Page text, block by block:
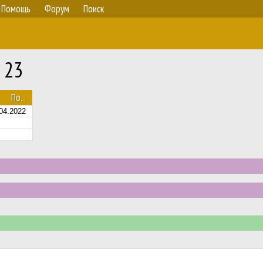
Помощь Форум Поиск
По...